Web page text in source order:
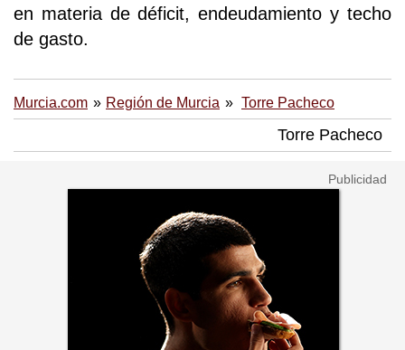
en materia de déficit, endeudamiento y techo
de gasto.
Murcia.com Región de Murcia Torre Pacheco
Torre Pacheco